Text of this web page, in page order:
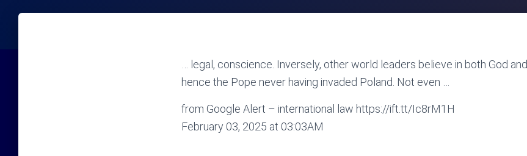
… legal, conscience. Inversely, other world leaders believe in both God and
hence the Pope never having invaded Poland. Not even …
from Google Alert – international law https://ift.tt/Ic8rM1H
February 03, 2025 at 03:03AM